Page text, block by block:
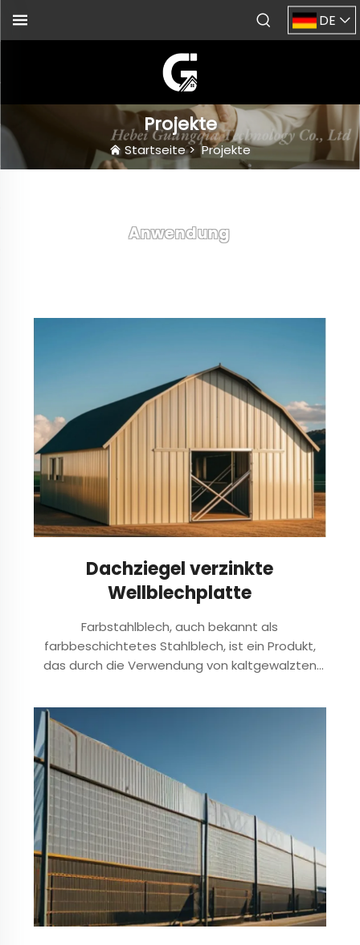
DE
Projekte
Startseite>Projekte
Anwendung
Dachziegel verzinkte
Wellblechplatte
Farbstahlblech, auch bekannt als
farbbeschichtetes Stahlblech, ist ein Produkt,
das durch die Verwendung von kaltgewalzten
Substrate hergestellt wird. Es durchläuft eine
Oberflächenvorbehandlung (einschließlich
Entfettung, Reinigung und chemischer
Umwandlungsbehandlung)...